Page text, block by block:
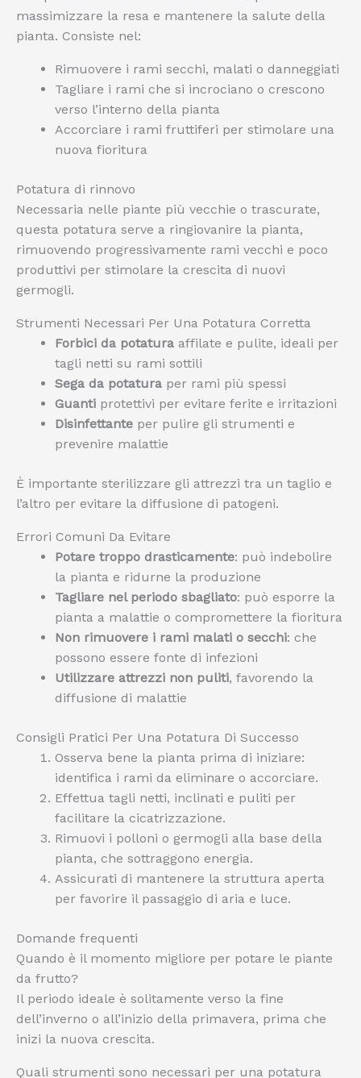
massimizzare la resa e mantenere la salute della
pianta. Consiste nel:
Rimuovere i rami secchi, malati o danneggiati
Tagliare i rami che si incrociano o crescono
verso l’interno della pianta
Accorciare i rami fruttiferi per stimolare una
nuova fioritura
Potatura di rinnovo
Necessaria nelle piante più vecchie o trascurate,
questa potatura serve a ringiovanire la pianta,
rimuovendo progressivamente rami vecchi e poco
produttivi per stimolare la crescita di nuovi
germogli.
Strumenti Necessari Per Una Potatura Corretta
Forbici da potatura affilate e pulite, ideali per
tagli netti su rami sottili
Sega da potatura per rami più spessi
Guanti protettivi per evitare ferite e irritazioni
Disinfettante per pulire gli strumenti e
prevenire malattie
È importante sterilizzare gli attrezzi tra un taglio e
l’altro per evitare la diffusione di patogeni.
Errori Comuni Da Evitare
Potare troppo drasticamente: può indebolire
la pianta e ridurne la produzione
Tagliare nel periodo sbagliato: può esporre la
pianta a malattie o compromettere la fioritura
Non rimuovere i rami malati o secchi: che
possono essere fonte di infezioni
Utilizzare attrezzi non puliti, favorendo la
diffusione di malattie
Consigli Pratici Per Una Potatura Di Successo
Osserva bene la pianta prima di iniziare:
identifica i rami da eliminare o accorciare.
Effettua tagli netti, inclinati e puliti per
facilitare la cicatrizzazione.
Rimuovi i polloni o germogli alla base della
pianta, che sottraggono energia.
Assicurati di mantenere la struttura aperta
per favorire il passaggio di aria e luce.
Domande frequenti
Quando è il momento migliore per potare le piante
da frutto?
Il periodo ideale è solitamente verso la fine
dell’inverno o all’inizio della primavera, prima che
inizi la nuova crescita.
Quali strumenti sono necessari per una potatura